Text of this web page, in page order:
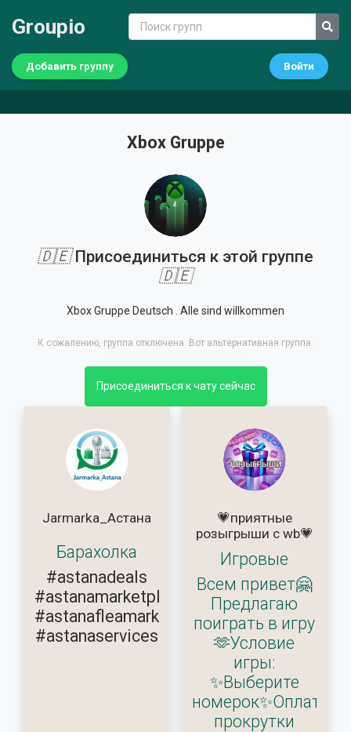
Groupio
Добавить группу Войти
Xbox Gruppe
🇩🇪Присоединиться к этой группе
🇩🇪
Xbox Gruppe Deutsch . Alle sind willkommen
К сожалению, группа отключена. Вот альтернативная группа:
Присоединиться к чату сейчас
Jarmarka_Астана
Барахолка
#astanadeals
#astanamarketplace
#astanafleamarket
#astanaservices
💗приятные
розыгрыши с wb💗
Игровые
Всем привет🤗
Предлагаю
поиграть в игру
🫶Условие
игры:
✨Выберите
прокрутки